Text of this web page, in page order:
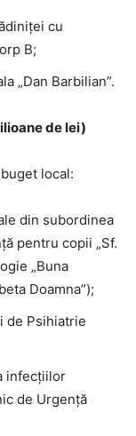
cu
B;
„Dan Barbilian”.
de lei)
local:
din subordinea
pentru copii „Sf.
„Buna
Doamna”);
de Psihiatrie
infecțiilor
de Urgență